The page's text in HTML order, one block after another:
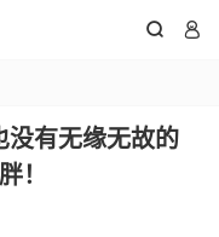
 
没有无缘无故的
！